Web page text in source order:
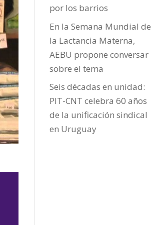
por los barrios
En la Semana Mundial de
la Lactancia Materna,
AEBU propone conversar
sobre el tema
Seis décadas en unidad:
PIT-CNT celebra 60 años
de la unificación sindical
en Uruguay